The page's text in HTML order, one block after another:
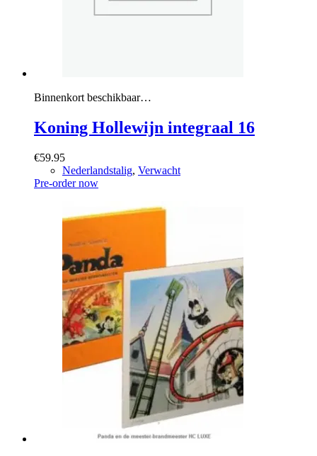
Binnenkort beschikbaar…
Koning Hollewijn integraal 16
€59.95
Nederlandstalig, Verwacht
Pre-order now